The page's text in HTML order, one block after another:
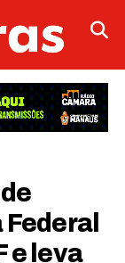
e leva